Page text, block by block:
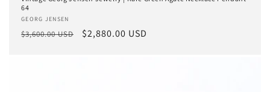
64
Anbieter:
GEORG JENSEN
Normaler
$3,600.00 USD Verkaufspreis
$2,880.00 USD